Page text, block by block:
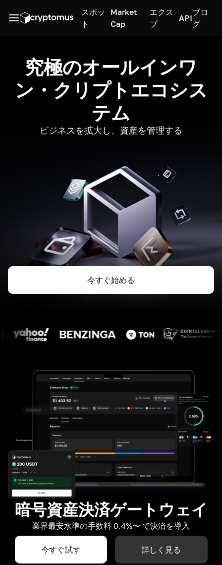
スポッ
ト
Market
Cap
エクス
プ
API
ブロ
グ
究極のオールインワ
ン・クリプトエコシス
テム
ビジネスを拡大し、資産を管理する
今すぐ始める
暗号資産決済ゲートウェイ
業界最安水準の手数料 0.4%〜 で決済を導入
今すぐ試す 詳しく見る